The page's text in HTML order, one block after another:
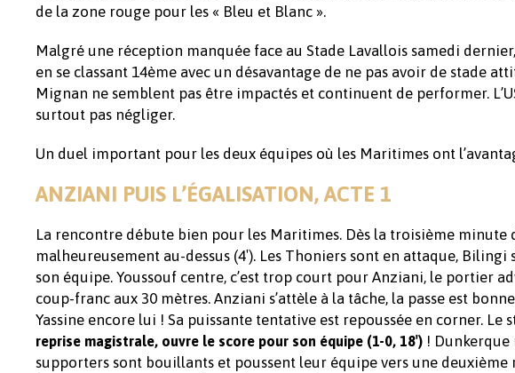
de la zone rouge pour les « Bleu et Blanc ».
Malgré une réception manquée face au Stade Lavallois samedi
en se classant 14ème avec un désavantage de ne pas avoir de stade
Mignan ne semblent pas être impactés et continuent de performer.
surtout pas négliger.
Un duel important pour les deux équipes où les Maritimes ont
ANZIANI PUIS L’ÉGALISATION, ACTE 1
La rencontre débute bien pour les Maritimes. Dès la troisième minute
malheureusement au-dessus (4′). Les Thoniers sont en attaque,
son équipe. Youssouf centre, c’est trop court pour Anziani, le portier
coup-franc aux 30 mètres. Anziani s’attèle à la tâche, la passe est
Yassine encore lui ! Sa puissante tentative est repoussée en corner.
reprise magistrale, ouvre le score pour son équipe (1-0, 18′) ! Dunkerque
supporters sont bouillants et poussent leur équipe vers une deuxième